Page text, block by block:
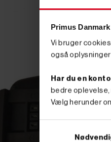
Primus
Vi bruger
også
Har du en
bedre
Vælg herunder